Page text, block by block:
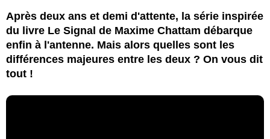
Après deux ans et demi d'attente, la série inspirée
du livre Le Signal de Maxime Chattam débarque
enfin à l'antenne. Mais alors quelles sont les
différences majeures entre les deux ? On vous dit
tout !